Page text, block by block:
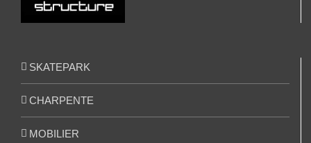
SKATEPARK
CHARPENTE
MOBILIER